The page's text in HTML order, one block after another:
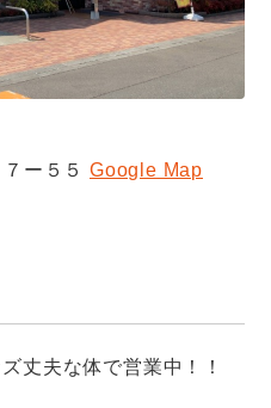
ー５５ Google Map
丈夫な体で営業中！！